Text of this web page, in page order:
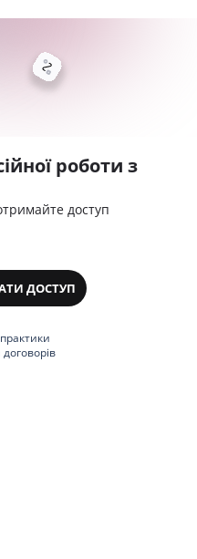
роботи з
доступ
ДОСТУП